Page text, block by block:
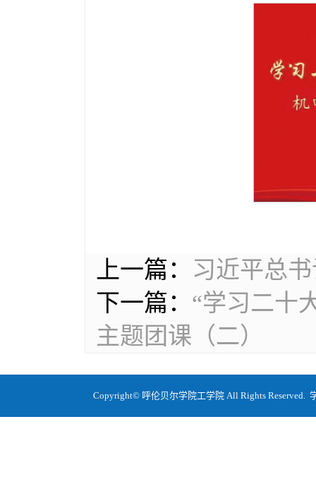
上一篇： 习近平总
下一篇： “学习二十
主题团课（二）
Copyright© 呼伦贝尔学院工学院 All Rights Reserved.